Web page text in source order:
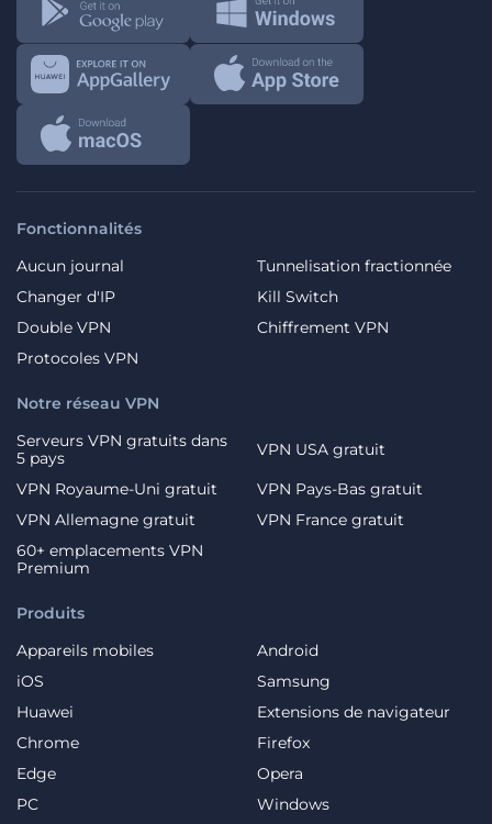
Fonctionnalités
Aucun journal
Tunnelisation fractionnée
Changer d'IP
Kill Switch
Double VPN
Chiffrement VPN
Protocoles VPN
Produits
Appareils mobiles
Android
iOS
Samsung
Huawei
Extensions de navigateur
Chrome
Firefox
Edge
Opera
PC
Windows
Notre réseau VPN
Serveurs VPN gratuits dans
5 pays
VPN USA gratuit
VPN Royaume-Uni gratuit
VPN Pays-Bas gratuit
VPN Allemagne gratuit
VPN France gratuit
60+ emplacements VPN
Premium